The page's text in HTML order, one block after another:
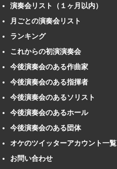
演奏会リスト（１ヶ月以内）
月ごとの演奏会リスト
ランキング
これからの初演演奏会
今後演奏会のある作曲家
今後演奏会のある指揮者
今後演奏会のあるソリスト
今後演奏会のあるホール
今後演奏会のある団体
オケのツイッターアカウント一覧
お問い合わせ